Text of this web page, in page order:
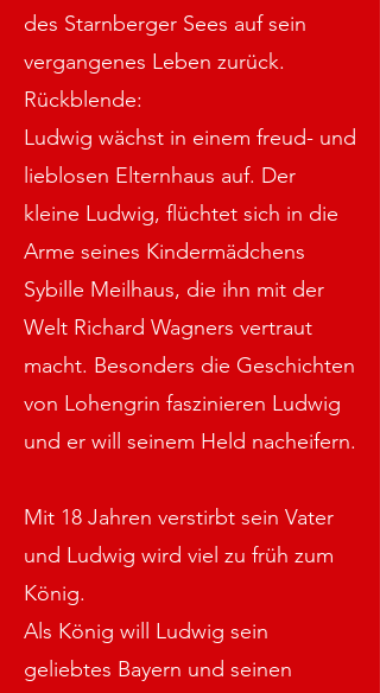
des Starnberger Sees auf sein
vergangenes Leben zurück.
Rückblende:
Ludwig wächst in einem freud- und
lieblosen Elternhaus auf. Der
kleine Ludwig, flüchtet sich in die
Arme seines Kindermädchens
Sybille Meilhaus, die ihn mit der
Welt Richard Wagners vertraut
macht. Besonders die Geschichten
von Lohengrin faszinieren Ludwig
und er will seinem Held nacheifern.
Mit 18 Jahren verstirbt sein Vater
und Ludwig wird viel zu früh zum
König.
Als König will Ludwig sein
geliebtes Bayern und seinen